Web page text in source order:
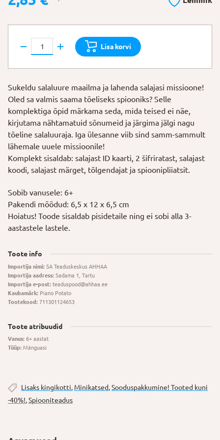
hind
hind
Komplekt
"Ma
saan
spioon"
kogus
Lisa korvi
Sukeldu salaluure maailma ja lahenda salajasi missioone!
Oled sa valmis saama tõeliseks spiooniks? Selle
komplektiga õpid märkama seda, mida teised ei näe,
kirjutama nähtamatuid sõnumeid ja järgima jälgi nagu
tõeline salaluuraja. Iga ülesanne viib sind samm-sammult
lähemale uuele missioonile!
Komplekt sisaldab: salajast ID kaarti, 2 šifriratast, salajast
koodi, salajast märget, tõlgendajat ja spioonipliiatsit.
Sobib vanusele: 6+
Pakendi mõõdud: 6,5 x 12 x 6,5 cm
Hoiatus! Toode sisaldab pisidetaile ning ei sobi alla 3-
aastastele lastele.
Toote info
Importija nimi: SA Teaduskeskus AHHAA
Importija aadress: Sadama 1, Tartu
Importija e-post: teaduspood@ahhaa.ee
Kaubamärk: Piano Potato
Tootekood: 711301124653
Toote atribuudid
Vanus: 6+ aastat
Tüüp: Mänguasi
Lisaks kingikotti, Minikatsed,Soodus­pakkumine! Tooted kuni
-40%!,Spiooniteadus